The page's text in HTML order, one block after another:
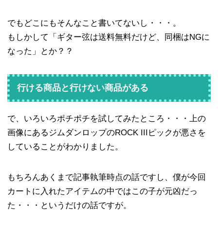
でもどこにもそんなこと書いてないし・・・。
もしかして「ギター弦は送料無料だけど、同梱はNGに
なった」とか？？
行ける商品と行けない商品がある
で、いろいろポチポチを試してみたところ・・・上の
画像にあるジムダンロップのROCK IIIピックが悪さを
していることがわかりました。
もちろんあくまで記事執筆時点の話ですし、僕が今回
カートに入れたアイテムの中ではこの子が元凶だっ
た・・・というだけの話ですが。